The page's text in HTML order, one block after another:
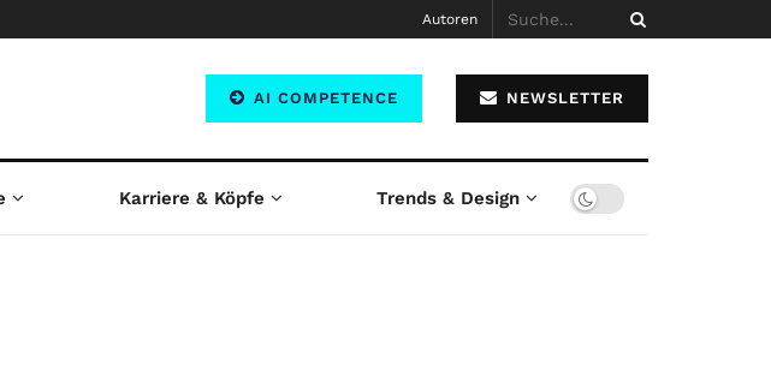
Autoren
AI COMPETENCE NEWSLETTER
Karriere & Köpfe Trends & Design